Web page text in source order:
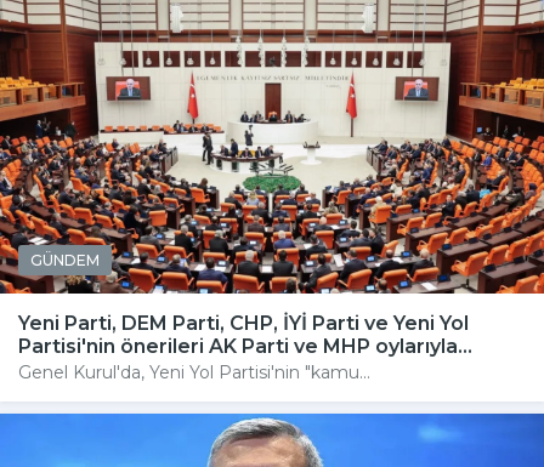
GÜNDEM
Yeni Parti, DEM Parti, CHP, İYİ Parti ve Yeni Yol
Partisi'nin önerileri AK Parti ve MHP oylarıyla...
Genel Kurul'da, Yeni Yol Partisi'nin "kamu...